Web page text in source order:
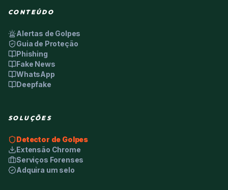
CONTEÚDO
Alertas de Golpes
Guia de Proteção
Phishing
Fake News
WhatsApp
Deepfake
SOLUÇÕES
Detector de Golpes
Extensão Chrome
Serviços Forenses
Adquira um selo